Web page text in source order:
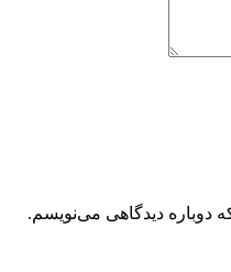
دوباره دیدگاهی می‌نویسم.